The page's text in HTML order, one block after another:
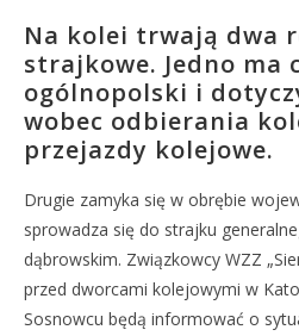
Na kolei trwają dwa
strajkowe. Jedno ma
ogólnopolski i
wobec odbierania
przejazdy kolejowe.
Drugie zamyka się w obrębie
sprowadza się do strajku
dąbrowskim. Związkowcy WZZ
przed dworcami kolejowymi w
Sosnowcu będą informować o